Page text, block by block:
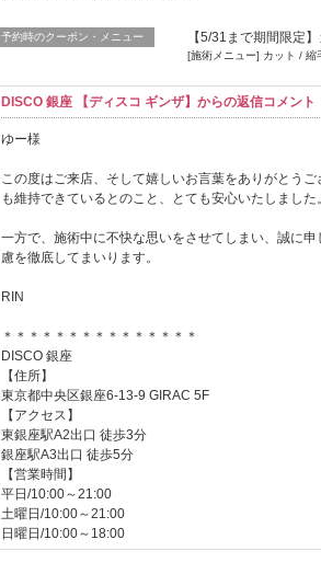
予約時のクーポン・メニュー 【5/31まで期間限定
[施術メニュー] カット / 縮
DISCO 銀座 【ディスコ ギンザ】からの返信コメント
ゆー様
この度はご来店、そして嬉しいお言葉をありがとう
も維持できているとのこと、とても安心いたしました。
一方で、施術中に不快な思いをさせてしまい、誠に
慮を徹底してまいります。
RIN
＊＊＊＊＊＊＊＊＊＊＊＊＊＊＊
DISCO 銀座
【住所】
東京都中央区銀座6-13-9 GIRAC 5F
【アクセス】
東銀座駅A2出口 徒歩3分
銀座駅A3出口 徒歩5分
【営業時間】
平日/10:00～21:00
土曜日/10:00～21:00
日曜日/10:00～18:00